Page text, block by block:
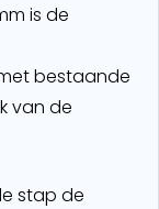
is de
bestaande
van de
stap de